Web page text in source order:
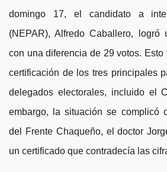
domingo 17, el candidato a
(NEPAR), Alfredo Caballero, logró
con una diferencia de 29 votos.
certificación de los tres principales
delegados electorales, incluido el
embargo, la situación se complicó
del Frente Chaqueño, el doctor
un certificado que contradecía las